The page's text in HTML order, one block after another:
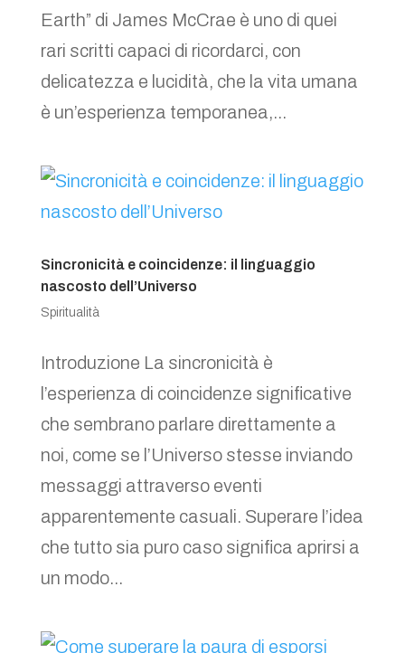
Earth” di James McCrae è uno di quei
rari scritti capaci di ricordarci, con
delicatezza e lucidità, che la vita umana
è un’esperienza temporanea,...
Sincronicità e coincidenze: il linguaggio
nascosto dell’Universo
Spiritualità
Introduzione La sincronicità è
l’esperienza di coincidenze significative
che sembrano parlare direttamente a
noi, come se l’Universo stesse inviando
messaggi attraverso eventi
apparentemente casuali. Superare l’idea
che tutto sia puro caso significa aprirsi a
un modo...